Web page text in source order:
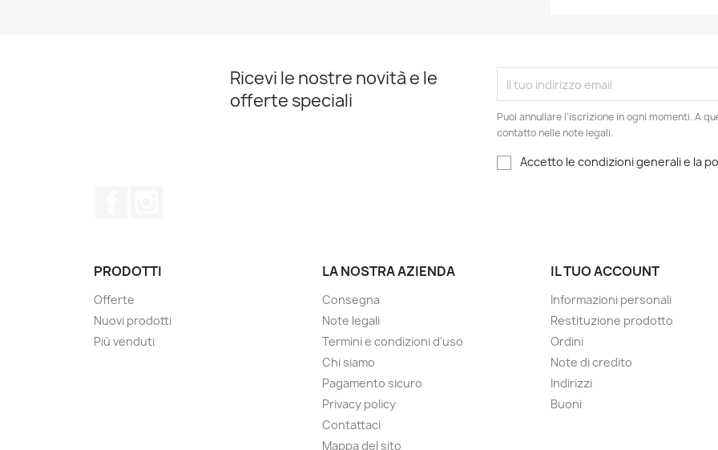
Ricevi le nostre novità e le
offerte speciali
Puoi annullare l'iscrizione in ogni momenti. A
contatto nelle note legali.
Accetto le condizioni generali e la
PRODOTTI
Offerte
Nuovi prodotti
Più venduti
LA NOSTRA AZIENDA
Consegna
Note legali
Termini e condizioni d'uso
Chi siamo
Pagamento sicuro
Privacy policy
Contattaci
Mappa del sito
IL TUO ACCOUNT
Informazioni personali
Restituzione prodotto
Ordini
Note di credito
Indirizzi
Buoni